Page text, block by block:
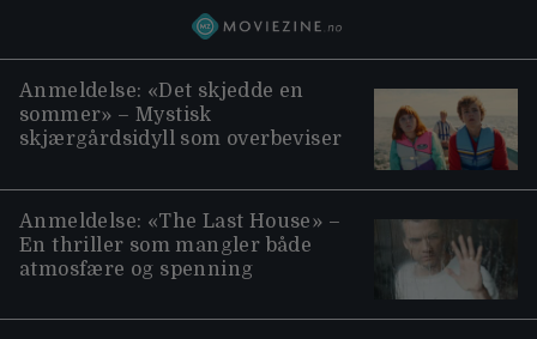
Anmeldelse: «Det skjedde en
sommer» – Mystisk
skjærgårdsidyll som overbeviser
Anmeldelse: «The Last House» –
En thriller som mangler både
atmosfære og spenning